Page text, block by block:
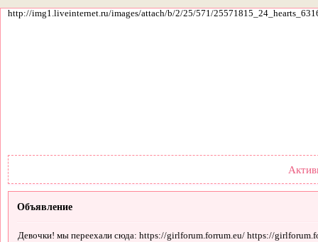
http://img1.liveinternet.ru/images/attach/b/2/25/571/
Объявление
Девочки! мы переехали сюда: https://girlforum.forrum.eu/ https://